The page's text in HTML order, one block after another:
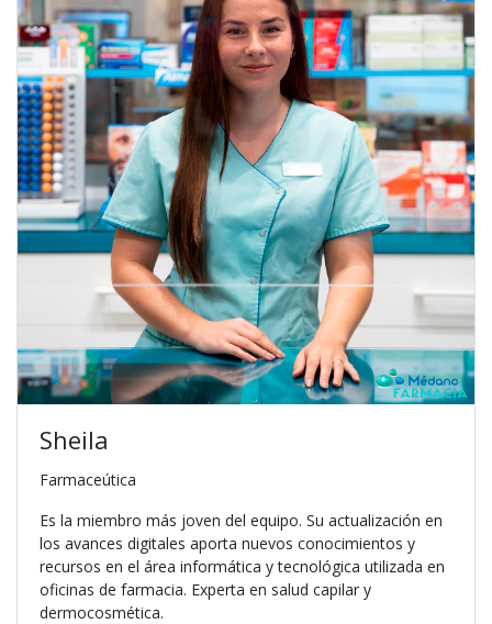
Sheila
Farmaceútica
Es la miembro más joven del equipo. Su actualización en
los avances digitales aporta nuevos conocimientos y
recursos en el área informática y tecnológica utilizada en
oficinas de farmacia. Experta en salud capilar y
dermocosmética.